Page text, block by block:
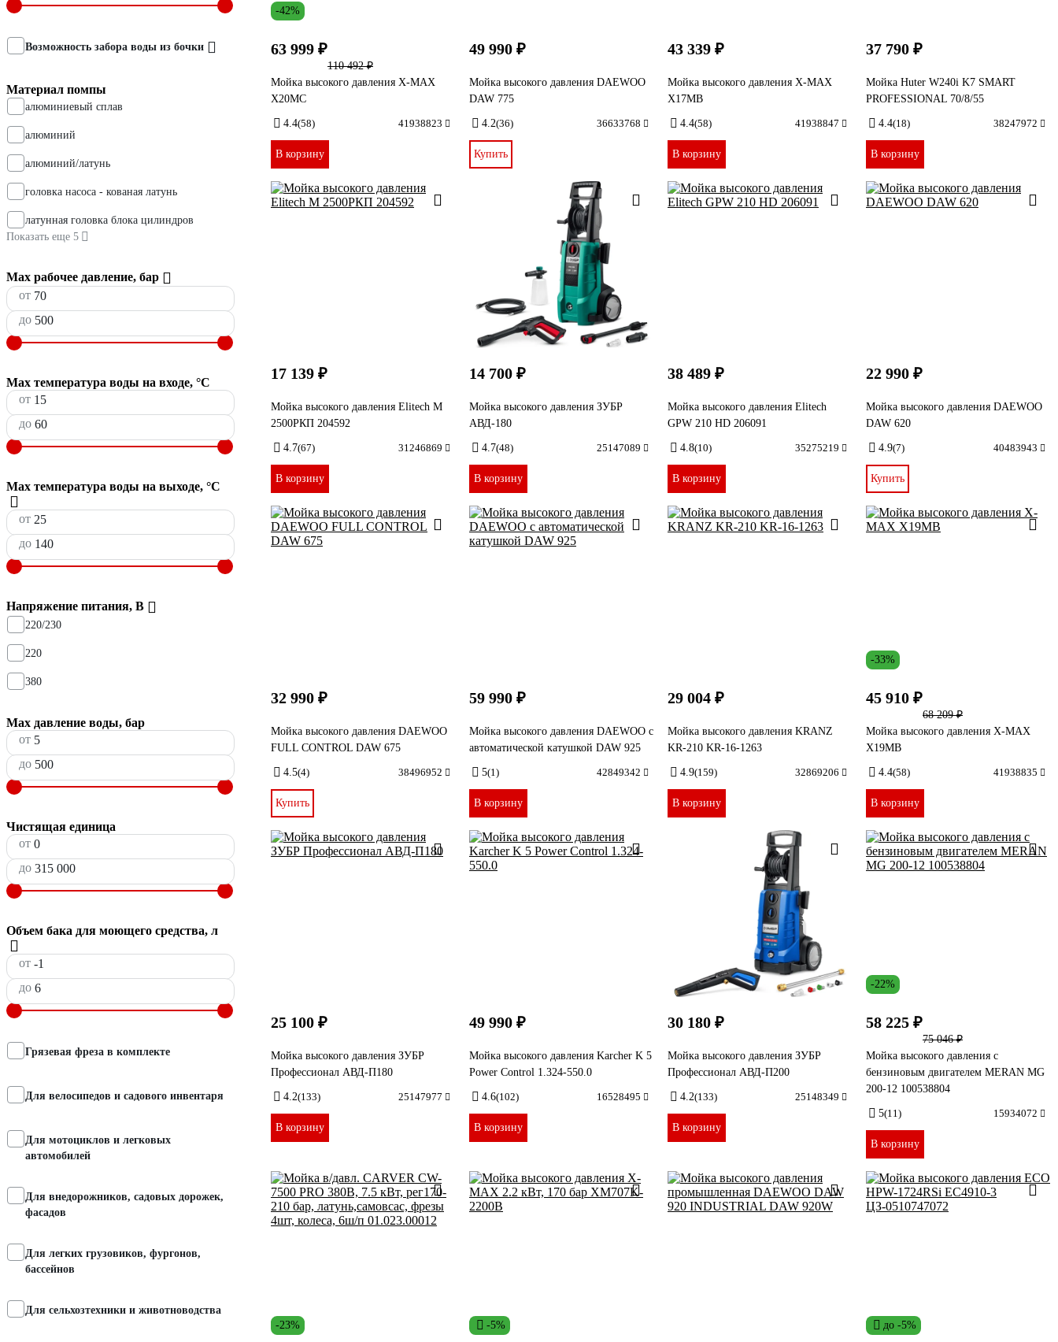
Возможность забора воды из бочки
Материал помпы
алюминиевый сплав
алюминий
алюминий/латунь
головка насоса - кованая латунь
латунная головка блока цилиндров
Показать еще 5
Мах рабочее давление, бар
от
до
Max температура воды на входе, °С
от
до
Max температура воды на выходе, °С
от
до
Напряжение питания, В
220/230
220
380
Max давление воды, бар
от
до
Чистящая единица
от
до
Объем бака для моющего средства, л
от
до
Грязевая фреза в комплекте
Для велосипедов и садового инвентаря
Для мотоциклов и легковых
автомобилей
Для внедорожников, садовых дорожек,
фасадов
Для легких грузовиков, фургонов,
бассейнов
Для сельхозтехники и животноводства
-42%
63 999 ₽
110 492 ₽
Мойка высокого давления X-MAX
X20MC
4.4(58) 41938823
В корзину
49 990 ₽
Мойка высокого давления DAEWOO
DAW 775
4.2(36) 36633768
Купить
43 339 ₽
Мойка высокого давления X-MAX
X17MB
4.4(58) 41938847
В корзину
37 790 ₽
Мойка Huter W240i K7 SMART
PROFESSIONAL 70/8/55
4.4(18) 38247972
В корзину
17 139 ₽
Мойка высокого давления Elitech М
2500РКП 204592
4.7(67) 31246869
В корзину
14 700 ₽
Мойка высокого давления ЗУБР
АВД-180
4.7(48) 25147089
В корзину
38 489 ₽
Мойка высокого давления Elitech
GPW 210 HD 206091
4.8(10) 35275219
В корзину
22 990 ₽
Мойка высокого давления DAEWOO
DAW 620
4.9(7) 40483943
Купить
32 990 ₽
Мойка высокого давления DAEWOO
FULL CONTROL DAW 675
4.5(4) 38496952
Купить
59 990 ₽
Мойка высокого давления DAEWOO с
автоматической катушкой DAW 925
5(1) 42849342
В корзину
29 004 ₽
Мойка высокого давления KRANZ
KR-210 KR-16-1263
4.9(159) 32869206
В корзину
-33%
45 910 ₽
68 209 ₽
Мойка высокого давления X-MAX
X19MB
4.4(58) 41938835
В корзину
25 100 ₽
Мойка высокого давления ЗУБР
Профессионал АВД-П180
4.2(133) 25147977
В корзину
49 990 ₽
Мойка высокого давления Karcher K 5
Power Control 1.324-550.0
4.6(102) 16528495
В корзину
30 180 ₽
Мойка высокого давления ЗУБР
Профессионал АВД-П200
4.2(133) 25148349
В корзину
-22%
58 225 ₽
75 046 ₽
Мойка высокого давления с
бензиновым двигателем MERAN MG
200-12 100538804
5(11) 15934072
В корзину
-23% -5% до -5%